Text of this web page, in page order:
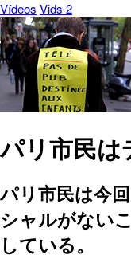
Vídeos Vids 2
パリ市民は
パリ市民は今
シャルがない
している。